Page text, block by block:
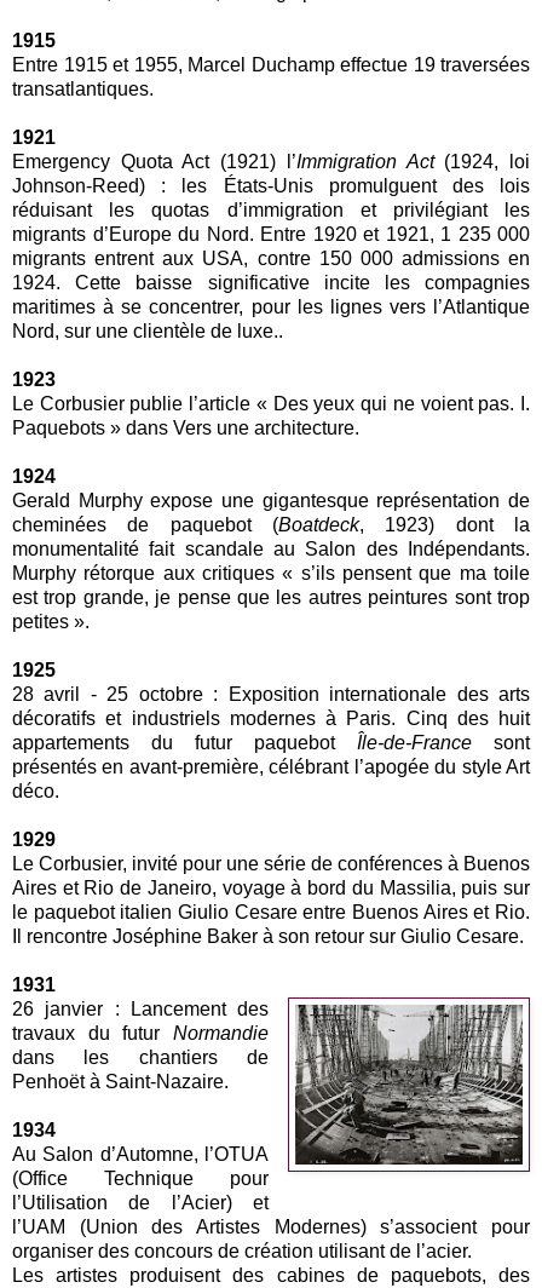
1915
Entre 1915 et 1955, Marcel Duchamp effectue 19 traversées
transatlantiques.
1921
Emergency Quota Act (1921) l’Immigration Act(1924, loi
Johnson-Reed) : les États-Unis promulguent des lois
réduisant les quotas d’immigration et privilégiant les
migrants d’Europe du Nord. Entre 1920 et 1921, 1 235 000
migrants entrent aux USA, contre 150 000 admissions en
1924. Cette baisse significative incite les compagnies
maritimes à se concentrer, pour les lignes vers l’Atlantique
Nord, sur une clientèle de luxe..
1923
Le Corbusier publie l’article « Des yeux qui ne voient pas. I.
Paquebots » dans Vers une architecture.
1924
Gerald Murphy expose une gigantesque représentation de
cheminées de paquebot (Boatdeck, 1923) dont la
monumentalité fait scandale au Salon des Indépendants.
Murphy rétorque aux critiques « s’ils pensent que ma toile
est trop grande, je pense que les autres peintures sont trop
petites ».
1925
28 avril - 25 octobre : Exposition internationale des arts
décoratifs et industriels modernes à Paris. Cinq des huit
appartements du futur paquebot Île-de-France sont
présentés en avant-première, célébrant l’apogée du style Art
déco.
1929
Le Corbusier, invité pour une série de conférences à Buenos
Aires et Rio de Janeiro, voyage à bord du Massilia, puis sur
le paquebot italien Giulio Cesare entre Buenos Aires et Rio.
Il rencontre Joséphine Baker à son retour sur Giulio Cesare.
1931
26 janvier : Lancement des
travaux du futurNormandie
dans les chantiers de
Penhoët à Saint-Nazaire.
1934
Au Salon d’Automne, l’OTUA
(Office Technique pour
l’Utilisation de l’Acier) et
l’UAM (Union des Artistes Modernes) s’associent pour
organiser des concours de création utilisant de l’acier.
Les artistes produisent des cabines de paquebots, des